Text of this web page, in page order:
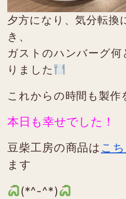
夕方になり、気分転換
き、
ガストのハンバーグ何
りました
これからの時間も製作
本日も幸せでした！
豆柴工房の商品は こ
ます
(*^-^*)